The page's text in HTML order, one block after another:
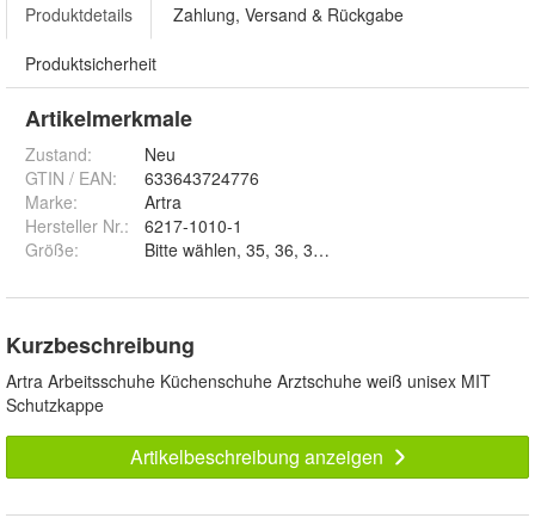
Produktdetails Zahlung, Versand & Rückgabe
Produktsicherheit
Artikelmerkmale
Zustand:
Neu
GTIN / EAN:
633643724776
Marke:
Artra
Hersteller Nr.:
6217-1010-1
Größe:
Kurzbeschreibung
Artra Arbeitsschuhe Küchenschuhe Arztschuhe weiß unisex MIT
Schutzkappe
Artikelbeschreibung anzeigen